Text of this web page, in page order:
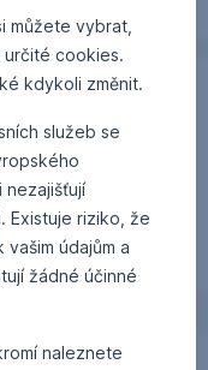
můžete vybrat,
cookies.
kdykoli změnit.
služeb se
nezajišťují
Existuje riziko, že
údajům a
žádné účinné
naleznete